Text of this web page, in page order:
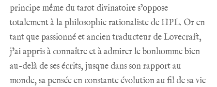
principe même du tarot divinatoire s’oppose
totalement à la philosophie rationaliste de HPL. Or en
tant que passionné et ancien traducteur de Lovecraft,
j’ai appris à connaître et à admirer le bonhomme bien
au-delà de ses écrits, jusque dans son rapport au
monde, sa pensée en constante évolution au fil de sa vie